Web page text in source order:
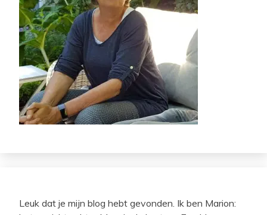
Leuk dat je mijn blog hebt gevonden. Ik ben Marion: